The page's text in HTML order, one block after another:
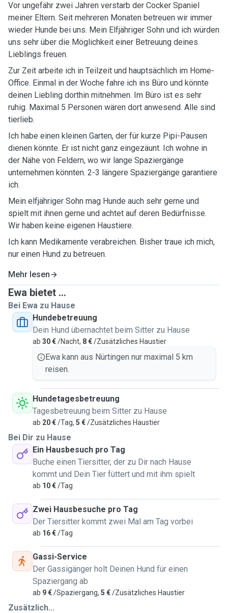
Vor ungefähr zwei Jahren verstarb der Cocker Spaniel
meiner Eltern. Seit mehreren Monaten betreuen wir immer
wieder Hunde bei uns. Mein Elfjähriger Sohn und ich würden
uns sehr über die Möglichkeit einer Betreuung deines
Lieblings freuen. ￼
Zur Zeit arbeite ich in Teilzeit und hauptsächlich im Home-
Office. Einmal in der Woche fahre ich ins Büro und könnte
deinen Liebling dorthin mitnehmen. Im Büro ist es sehr
ruhig. Maximal 5 Personen wären dort anwesend. Alle sind
tierlieb.
Ich habe einen kleinen Garten, der für kurze Pipi-Pausen
dienen könnte. Er ist nicht ganz eingezäunt. Ich wohne in
der Nähe von Feldern, wo wir lange Spaziergänge
unternehmen könnten. ￼￼2-3 längere Spaziergänge garantiere
ich.
Mein elfjähriger Sohn mag Hunde auch sehr gerne und
spielt mit ihnen gerne und achtet auf deren Bedürfnisse.
Wir haben keine eigenen Haustiere.
Ich kann Medikamente verabreichen. Bisher traue ich mich,
nur einen Hund zu betreuen.
Mehr lesen
Ewa bietet ...
Bei Ewa zu Hause
Hundebetreuung
Dein Hund übernachtet beim Sitter zu Hause
ab 30 €/Nacht, 8 €/Zusätzliches Haustier
Ewa kann aus Nürtingen nur maximal 5 km
reisen.
Hundetagesbetreuung
Tagesbetreuung beim Sitter zu Hause
ab 20 €/Tag, 5 €/Zusätzliches Haustier
Bei Dir zu Hause
Ein Hausbesuch pro Tag
Buche einen Tiersitter, der zu Dir nach Hause
kommt und Dein Tier füttert und mit ihm spielt
ab 10 €/Tag
Zwei Hausbesuche pro Tag
Der Tiersitter kommt zwei Mal am Tag vorbei
ab 16 €/Tag
Gassi-Service
Der Gassigänger holt Deinen Hund für einen
Spaziergang ab
ab 9 €/Spaziergang, 5 €/Zusätzliches Haustier
Zusätzlich...